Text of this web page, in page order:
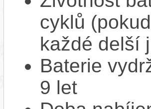
cyklů
každé delší
Baterie
9 let